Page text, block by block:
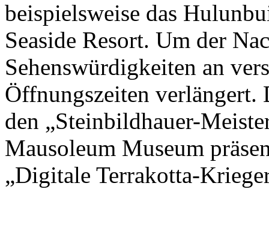
beispielsweise das
Seaside Resort. Um der
Sehenswürdigkeiten an
Öffnungszeiten verlängert.
den „Steinbildhauer-
Mausoleum Museum
„Digitale Terrakotta-